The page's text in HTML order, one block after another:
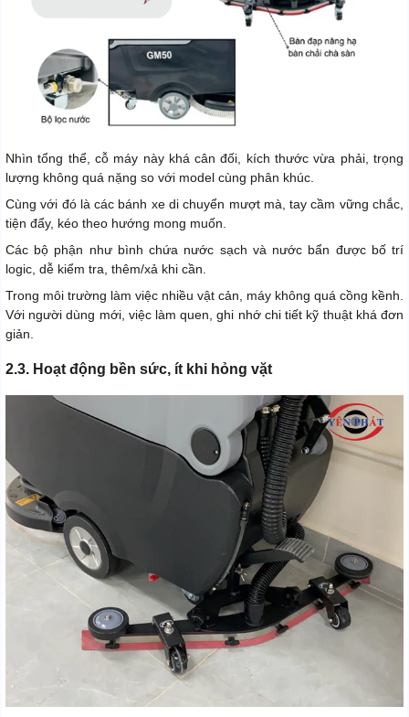
Nhìn tổng thể, cỗ máy này khá cân đối, kích thước vừa phải, trọng
lượng không quá nặng so với model cùng phân khúc.
Cùng với đó là các bánh xe di chuyển mượt mà, tay cầm vững chắc,
tiện đẩy, kéo theo hướng mong muốn.
Các bộ phận như bình chứa nước sạch và nước bẩn được bố trí
logic, dễ kiểm tra, thêm/xả khi cần.
Trong môi trường làm việc nhiều vật cản, máy không quá cồng kềnh.
Với người dùng mới, việc làm quen, ghi nhớ chi tiết kỹ thuật khá đơn
giản.
2.3. Hoạt động bền sức, ít khi hỏng vặt